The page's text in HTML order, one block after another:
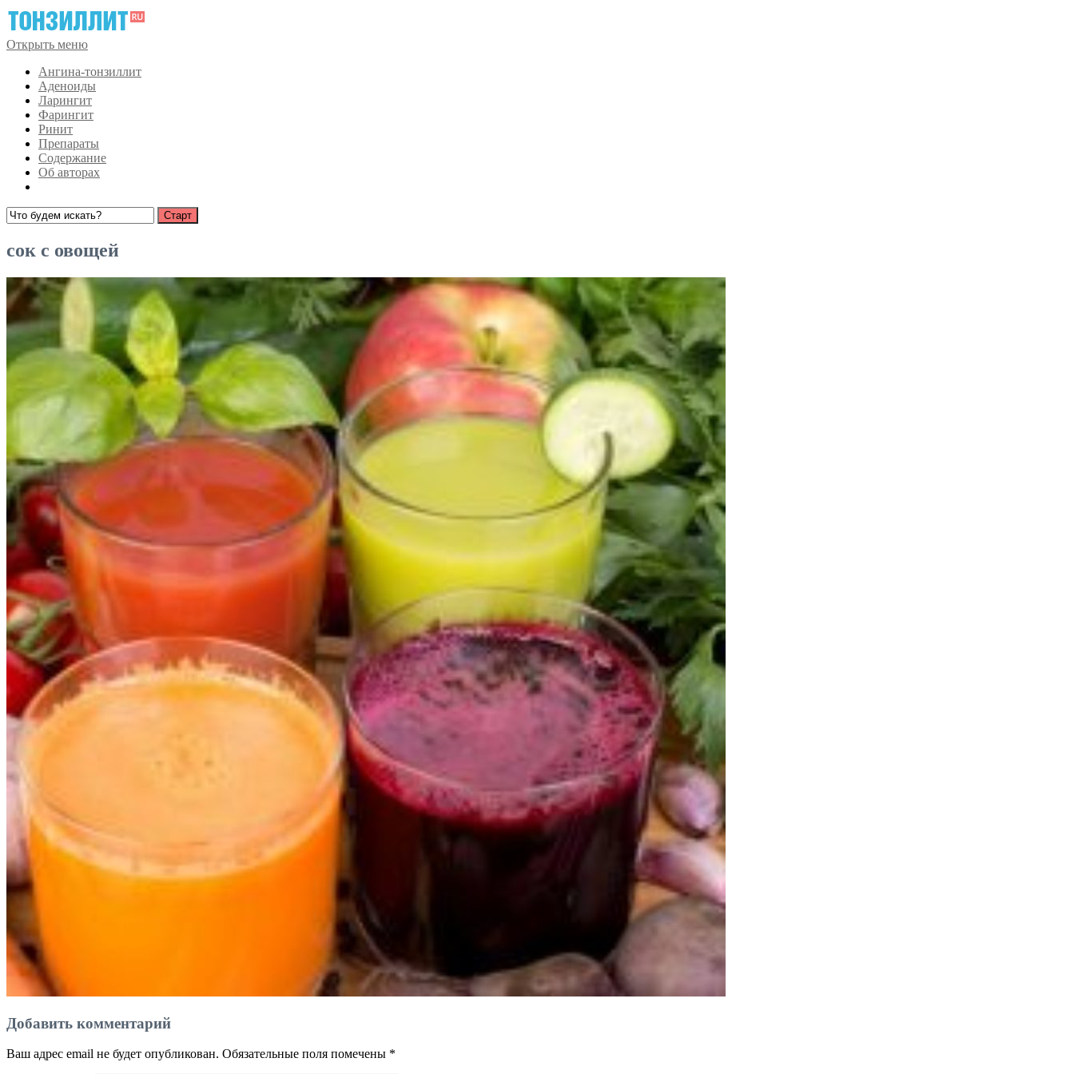
Открыть меню
Ангина-тонзиллит
Аденоиды
Ларингит
Фарингит
Ринит
Препараты
Содержание
Об авторах
сок с овощей
Добавить комментарий
Ваш адрес email не будет опубликован. Обязательные поля помечены *